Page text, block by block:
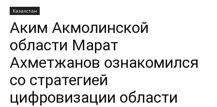
Казахстан
Аким Акмолинской
области Марат
Ахметжанов ознакомился
со стратегией
цифровизации области